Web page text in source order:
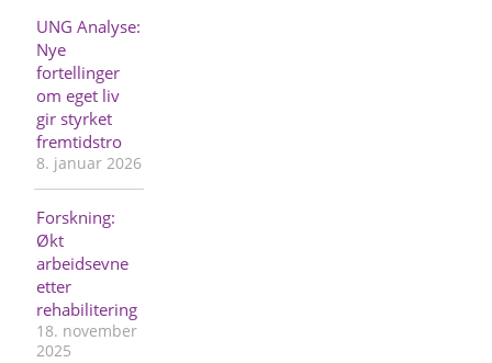
UNG Analyse:
Nye
fortellinger
om eget liv
gir styrket
fremtidstro
8. januar 2026
Forskning:
Økt
arbeidsevne
etter
rehabilitering
18. november
2025